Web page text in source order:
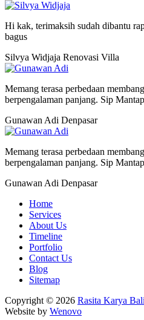
Hi kak, terimaksih sudah dibantu
bagus
Silvya Widjaja Renovasi Villa
Memang terasa perbedaan
berpengalaman panjang. Sip
Gunawan Adi Denpasar
Memang terasa perbedaan
berpengalaman panjang. Sip Mantap
Gunawan Adi Denpasar
Home
Services
About Us
Timeline
Portfolio
Contact Us
Blog
Sitemap
Copyright © 2026 Rasita Karya Bali
Website by Wenovo